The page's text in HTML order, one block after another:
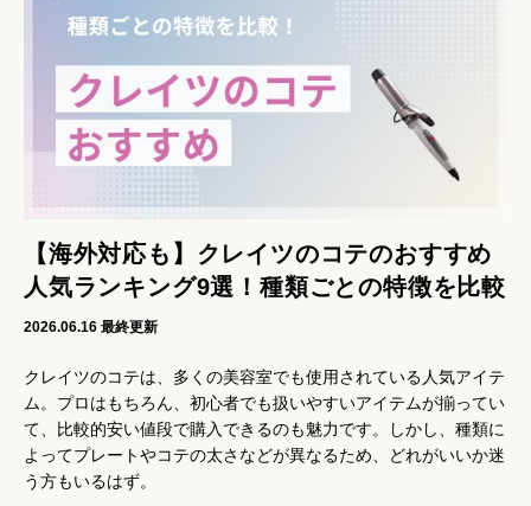
【海外対応も】クレイツのコテのおすすめ
人気ランキング9選！種類ごとの特徴を比較
2026.06.16 最終更新
クレイツのコテは、多くの美容室でも使用されている人気アイテ
ム。プロはもちろん、初心者でも扱いやすいアイテムが揃ってい
て、比較的安い値段で購入できるのも魅力です。しかし、種類に
よってプレートやコテの太さなどが異なるため、どれがいいか迷
う方もいるはず。